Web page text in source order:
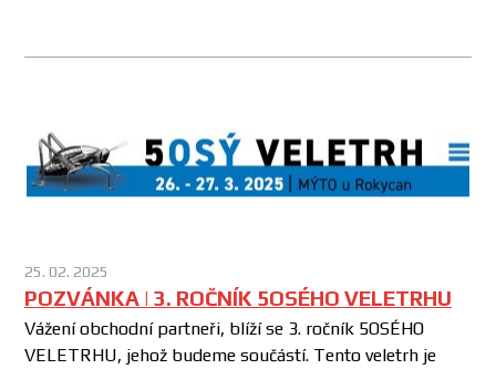
25. 02. 2025
POZVÁNKA | 3. ROČNÍK 5OSÉHO VELETRHU
Vážení obchodní partneři, blíží se 3. ročník 5OSÉHO
VELETRHU, jehož budeme součástí. Tento veletrh je